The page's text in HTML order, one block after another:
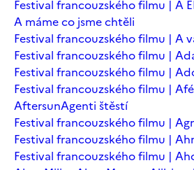
Festival francouzského filmu | A
A máme co jsme chtěli
Festival francouzského filmu | A
Festival francouzského filmu |
Festival francouzského filmu |
Festival francouzského filmu |
AftersunAgenti štěstí
Festival francouzského filmu |
Festival francouzského filmu |
Festival francouzského filmu |